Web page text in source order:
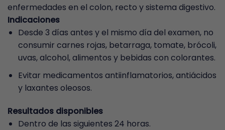
enfermedades en el colon, recto y sistema digestivo.
Indicaciones
Desde 3 días antes y el mismo día del examen, no
consumir carnes rojas, betarraga, tomate, brócoli,
uvas, alcohol, alimentos y bebidas con colorantes.
Evitar medicamentos antiinflamatorios, antiácidos
y laxantes oleosos.
Resultados disponibles
Dentro de las siguientes 24 horas.